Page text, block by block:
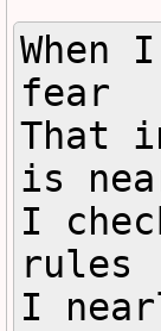
fear
That
is
I
rules
I